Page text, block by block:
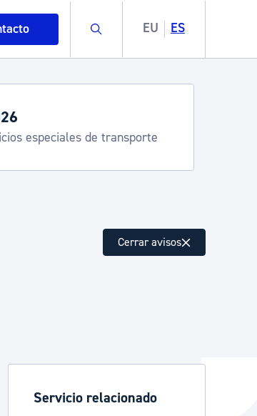
Buscar EU ES
especiales de transporte
Cerrar avisos
Servicio relacionado